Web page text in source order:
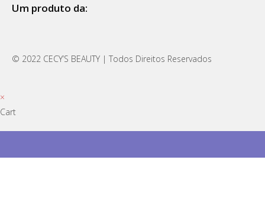
Um produto da:
© 2022 CECY’S BEAUTY | Todos Direitos Reservados
×
Cart